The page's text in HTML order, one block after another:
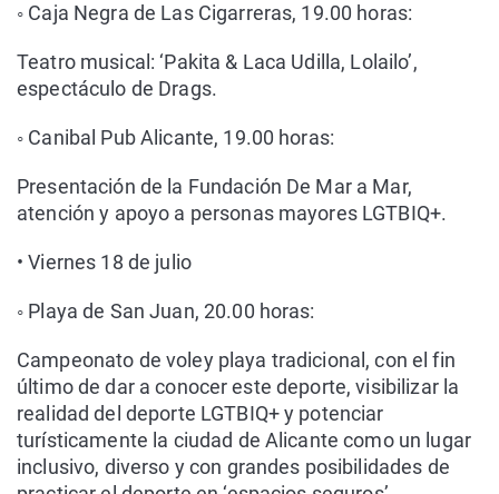
◦ Caja Negra de Las Cigarreras, 19.00 horas:
Teatro musical: ‘Pakita & Laca Udilla, Lolailo’,
espectáculo de Drags.
◦ Canibal Pub Alicante, 19.00 horas:
Presentación de la Fundación De Mar a Mar,
atención y apoyo a personas mayores LGTBIQ+.
• Viernes 18 de julio
◦ Playa de San Juan, 20.00 horas:
Campeonato de voley playa tradicional, con el fin
último de dar a conocer este deporte, visibilizar la
realidad del deporte LGTBIQ+ y potenciar
turísticamente la ciudad de Alicante como un lugar
inclusivo, diverso y con grandes posibilidades de